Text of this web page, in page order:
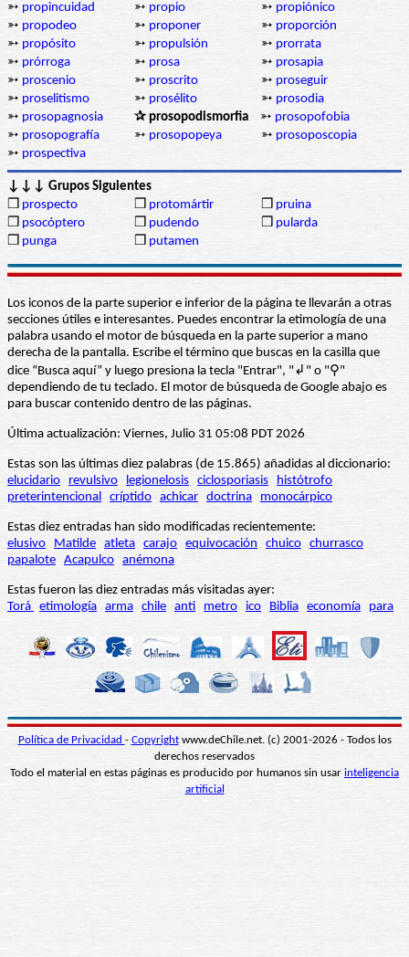
➳ propincuidad ➳ propio ➳ propiónico
➳ propodeo ➳ proponer ➳ proporción
➳ propósito ➳ propulsión ➳ prorrata
➳ prórroga ➳ prosa ➳ prosapia
➳ proscenio ➳ proscrito ➳ proseguir
➳ proselitismo ➳ prosélito ➳ prosodia
➳ prosopagnosia ✰ prosopodismorfia ➳ prosopofobia
➳ prosopografía ➳ prosopopeya ➳ prosoposcopia
➳ prospectiva
↓↓↓ Grupos Siguientes
❒ prospecto ❒ protomártir ❒ pruina
❒ psocóptero ❒ pudendo ❒ pularda
❒ punga ❒ putamen
Los iconos de la parte superior e inferior de la página te llevarán a otras
secciones útiles e interesantes. Puedes encontrar la etimología de una
palabra usando el motor de búsqueda en la parte superior a mano
derecha de la pantalla. Escribe el término que buscas en la casilla que
dice “Busca aquí” y luego presiona la tecla "Entrar", "↲" o "⚲"
dependiendo de tu teclado. El motor de búsqueda de Google abajo es
para buscar contenido dentro de las páginas.
Última actualización: Viernes, Julio 31 05:08 PDT 2026
Estas son las últimas diez palabras (de 15.865) añadidas al diccionario:
elucidario
revulsivo legionelosis ciclosporiasis
histótrofo
preterintencional críptido achicar doctrina monocárpico
Estas diez entradas han sido modificadas recientemente:
elusivo
Matilde atleta carajo equivocación chuico churrasco
papalote Acapulco anémona
Estas fueron las diez entradas más visitadas ayer:
Torá etimología arma chile anti metro ico Biblia economía para
Política de Privacidad - Copyrightwww.deChile.net. (c) 2001-2026 - Todos los
derechos reservados
Todo el material en estas páginas es producido por humanos sin usar inteligencia
artificial